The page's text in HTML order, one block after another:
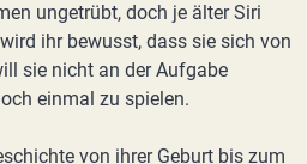
ungetrübt, doch je älter Siri
ihr bewusst, dass sie sich von
sie nicht an der Aufgabe
einmal zu spielen.
von ihrer Geburt bis zum